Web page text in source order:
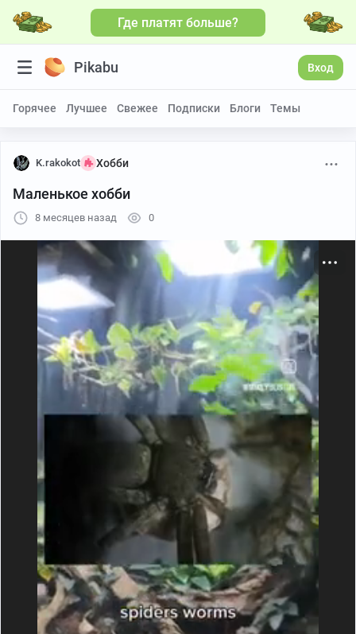
Где платят больше?
Pikabu Вход
Горячее Лучшее Свежее Подписки Блоги Темы
K.rakokot Хобби
Маленькое хобби
8 месяцев назад 0
Больше видео